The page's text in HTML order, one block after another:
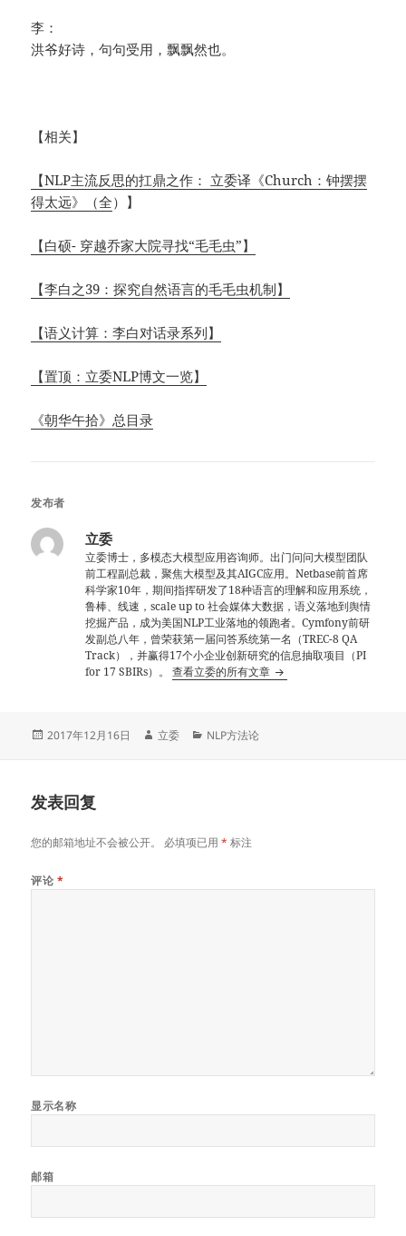
李：
洪爷好诗，句句受用，飘飘然也。
【相关】
【NLP主流反思的扛鼎之作： 立委译《Church：钟摆摆
得太远》（全）】
【白硕- 穿越乔家大院寻找“毛毛虫”】
【李白之39：探究自然语言的毛毛虫机制】
【语义计算：李白对话录系列】
【置顶：立委NLP博文一览】
《朝华午拾》总目录
发布者
立委
立委博士，多模态大模型应用咨询师。出门问问大模型团队
前工程副总裁，聚焦大模型及其AIGC应用。Netbase前首席
科学家10年，期间指挥研发了18种语言的理解和应用系统，
鲁棒、线速，scale up to 社会媒体大数据，语义落地到舆情
挖掘产品，成为美国NLP工业落地的领跑者。Cymfony前研
发副总八年，曾荣获第一届问答系统第一名（TREC-8 QA
Track），并赢得17个小企业创新研究的信息抽取项目（PI
for 17 SBIRs）。查看立委的所有文章
发
2017年12月16日
作
立委
分
NLP方法论
发表回复
您的邮箱地址不会被公开。 必填项已用* 标注
评论 *
显示名称
邮箱